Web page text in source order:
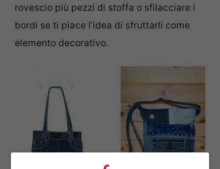
rovescio più pezzi di stoffa o sfilacciare i
bordi se ti piace l’idea di sfruttarli come
elemento decorativo.